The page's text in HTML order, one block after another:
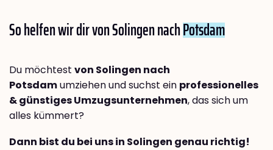
So helfen wir dir von Solingen nachPotsdam
Du möchtest von Solingen nach
Potsdamumziehen und suchst ein professionelles
& günstiges Umzugsunternehmen, das sich um
alles kümmert?
Dann bist du bei uns in Solingen genau richtig!